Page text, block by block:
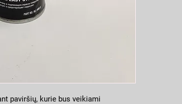
paviršių, kurie bus veikiami